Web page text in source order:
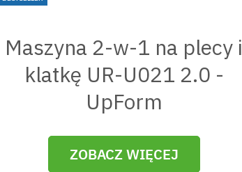
Maszyna 2-w-1 na plecy i
klatkę UR-U021 2.0 -
UpForm
ZOBACZ WIĘCEJ